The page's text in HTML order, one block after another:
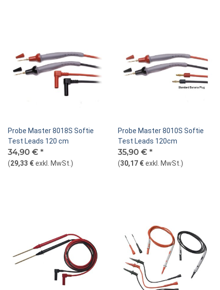
Probe Master 8018S Softie
Test Leads 120 cm
34,90 € *
(29,33 €exkl. MwSt. )
Probe Master 8010S Softie
Test Leads 120cm
35,90 € *
(30,17 €exkl. MwSt. )